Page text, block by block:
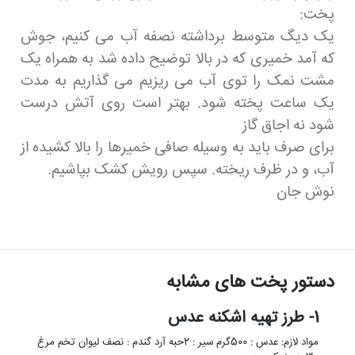
پخت:
یک دیگ متوسط برداشته نصفه آب می کنیم، جوش
که آمد خمیری که در بالا توضیح داده شد به همراه یک
مشت نمک را توی آب می ریزیم می گذاریم به مدت
یک ساعت پخته شود. بهتر است روی آتش درست
شود نه اجاق گاز
برای صرف باید به وسیله صافی خمیرها را بالا کشیده از
آب، و در ظرف ریخته. سپس رویش کشک بپاشیم.
نوش جان
دستور پخت های مشابه
1- طرز تهیه اشکنه عدس
مواد لازم: عدس : 500گرم سیر : 2حبه آرد گندم : نصف لیوان تخم مرغ